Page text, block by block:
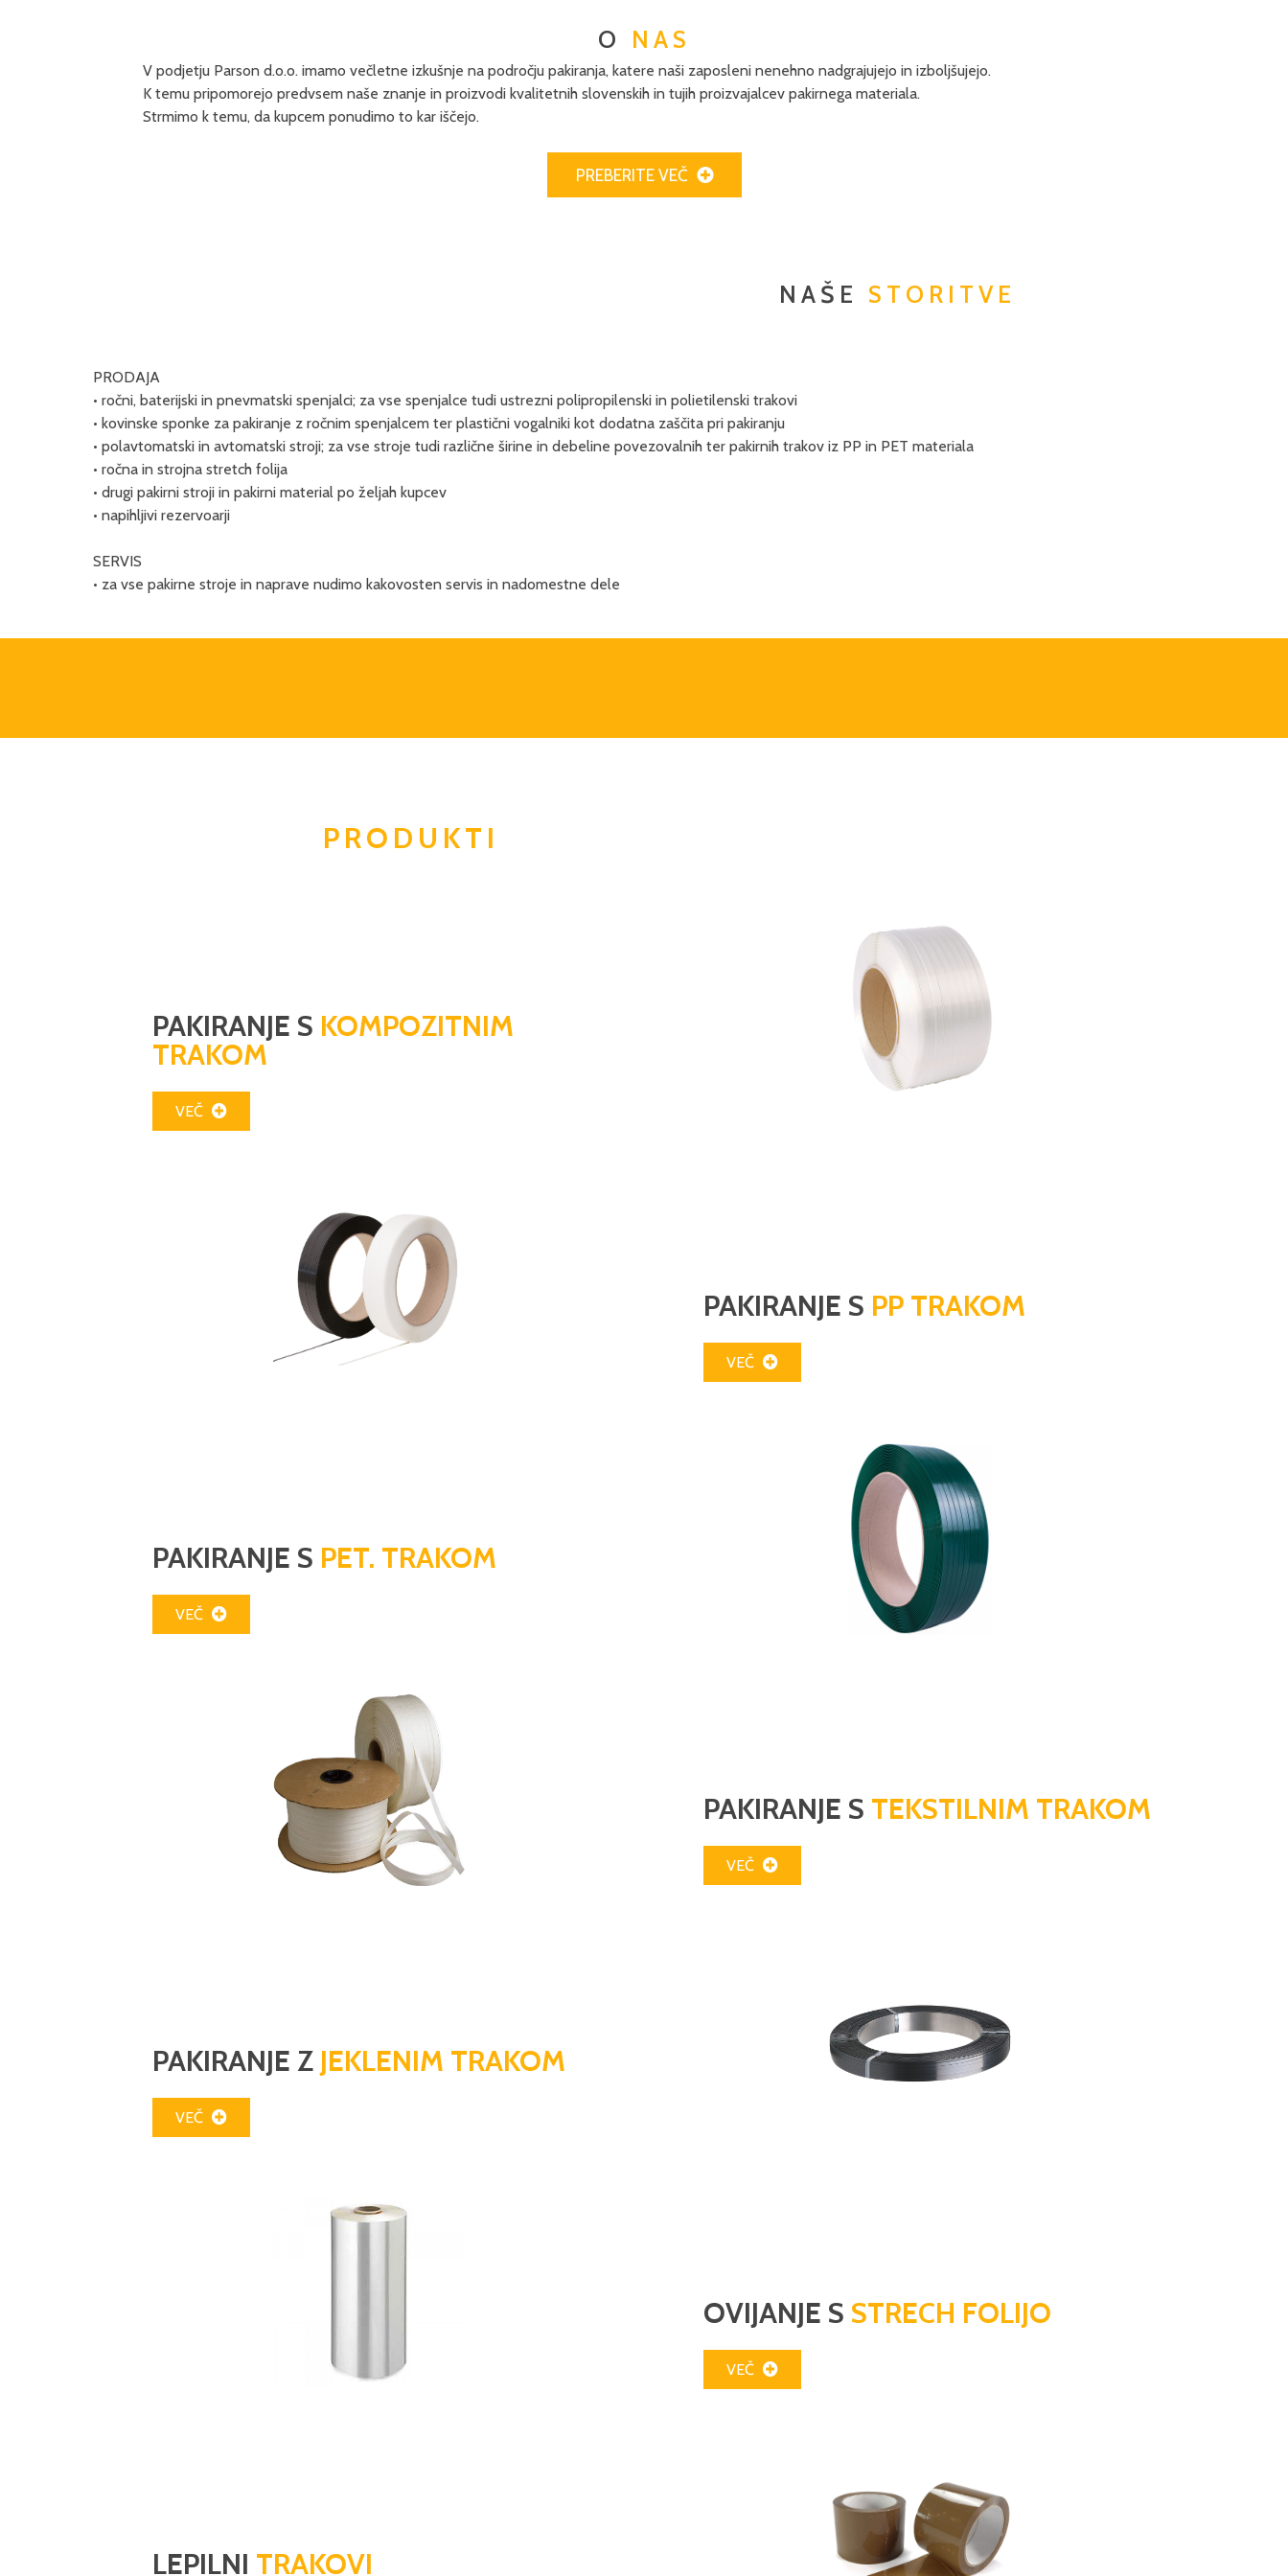
O NAS
V podjetju Parson d.o.o. imamo večletne izkušnje na področju pakiranja, katere naši zaposleni nenehno nadgrajujejo in izboljšujejo.
K temu pripomorejo predvsem naše znanje in proizvodi kvalitetnih slovenskih in tujih proizvajalcev pakirnega materiala.
Strmimo k temu, da kupcem ponudimo to kar iščejo.
PREBERITE VEČ
NAŠE STORITVE
PRODAJA
• ročni, baterijski in pnevmatski spenjalci; za vse spenjalce tudi ustrezni polipropilenski in polietilenski trakovi
• kovinske sponke za pakiranje z ročnim spenjalcem ter plastični vogalniki kot dodatna zaščita pri pakiranju
• polavtomatski in avtomatski stroji; za vse stroje tudi različne širine in debeline povezovalnih ter pakirnih trakov iz PP in PET materiala
• ročna in strojna stretch folija
• drugi pakirni stroji in pakirni material po željah kupcev
• napihljivi rezervoarji
SERVIS
• za vse pakirne stroje in naprave nudimo kakovosten servis in nadomestne dele
PRODUKTI
PAKIRANJE S KOMPOZITNIM
TRAKOM
VEČ
PAKIRANJE S PP TRAKOM
VEČ
PAKIRANJE S PET. TRAKOM
VEČ
PAKIRANJE S TEKSTILNIM TRAKOM
VEČ
PAKIRANJE Z JEKLENIM TRAKOM
VEČ
OVIJANJE S STRECH FOLIJO
VEČ
LEPILNI TRAKOVI